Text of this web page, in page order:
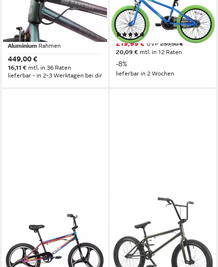
BMX Fahrrad 20 Zoll
Aluminium Grün 10,4 kg
Gänge
85 kg Zul. Gesamtgewicht
Aluminium Rahmen
449,00 €
16,11 € mtl. in 36 Raten
lieferbar - in 2-3 Werktagen bei dir
26 cm Rahmenhöhe
1 Gänge
50 kg Zul. Gesamtgewicht
(4)
219,99 € UVP 239,90 €
20,09 € mtl. in 12 Raten
-8%
lieferbar in 2 Wochen